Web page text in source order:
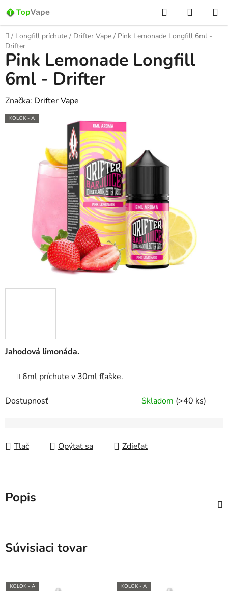
na
obsah
Hľadať
KOŠÍK
Domov
/ Longfill príchute / Drifter Vape / Pink Lemonade Longfill 6ml -
Drifter
Jahodová limonáda.
6ml príchute v 30ml fľaške.
Dostupnosť Skladom (>40 ks)
Tlač Opýtať sa Zdieľať
Pink Lemonade Longfill
6ml - Drifter
Značka: Drifter Vape
KOLOK - A
Popis
Súvisiaci tovar
KOLOK - A KOLOK - A